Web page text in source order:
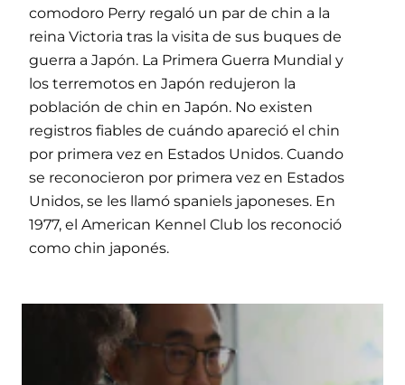
comodoro Perry regaló un par de chin a la
reina Victoria tras la visita de sus buques de
guerra a Japón. La Primera Guerra Mundial y
los terremotos en Japón redujeron la
población de chin en Japón. No existen
registros fiables de cuándo apareció el chin
por primera vez en Estados Unidos. Cuando
se reconocieron por primera vez en Estados
Unidos, se les llamó spaniels japoneses. En
1977, el American Kennel Club los reconoció
como chin japonés.